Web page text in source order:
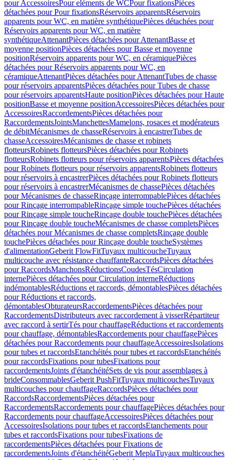
pour AccessoiresPour eléments de WCPour fixationsPièces
détachées pour Pour fixationsRéservoirs apparentsRéservoirs
apparents pour WC, en matière synthétiquePièces détachées pour
Réservoirs apparents pour WC, en matière
synthétiqueAttenantPièces détachées pour AttenantBasse et
moyenne positionPièces détachées pour Basse et moyenne
positionRéservoirs apparents pour WC, en céramiquePièces
détachées pour Réservoirs apparents pour WC, en
céramiqueAttenantPièces détachées pour AttenantTubes de chasse
pour réservoirs apparentsPièces détachées pour Tubes de chasse
pour réservoirs apparentsHaute positionPièces détachées pour Haute
positionBasse et moyenne positionAccessoiresPièces détachées pour
AccessoiresRaccordementsPièces détachées pour
RaccordementsJointsManchettesMamelons, rosaces et modérateurs
de débitMécanismes de chasseRéservoirs à encastrerTubes de
chasseAccessoiresMécanismes de chasse et robinets
flotteursRobinets flotteursPièces détachées pour Robinets
flotteursRobinets flotteurs pour réservoirs apparentsPièces détachées
pour Robinets flotteurs pour réservoirs apparentsRobinets flotteurs
pour réservoirs à encastrerPièces détachées pour Robinets flotteurs
pour réservoirs à encastrerMécanismes de chassePièces détachées
pour Mécanismes de chasseRinçage interrompablePièces détachées
pour Rinçage interrompableRinçage simple touchePièces détachées
pour Rinçage simple toucheRinçage double touchePièces détachées
pour Rinçage double toucheMécanismes de chasse completsPièces
détachées pour Mécanismes de chasse completsRinçage double
touchePièces détachées pour Rinçage double toucheSystèmes
d'alimentationGeberit FlowFitTuyaux multicoucheTuyaux
multicouche avec résistance chauffanteRaccordsPièces détachées
pour RaccordsManchonsRéductionsCoudesTésCirculation
internePièces détachées pour Circulation interneRéductions
indémontablesRéductions et raccords, démontablesPièces détachées
pour Réductions et raccords,
démontablesObturateursRaccordementsPièces détachées pour
RaccordementsDistributeurs avec raccordement à visserRépartiteur
avec raccord à sertirTés pour chauffageRéductions et raccordements
pour chauffage, démontablesRaccordements pour chauffagePièces
détachées pour Raccordements pour chauffageAccessoiresIsolations
pour tubes et raccordsEtanchéités pour tubes et raccordsEtanchéités
pour raccordsFixations pour tubesFixations pour
raccordementsJoints d'étanchéitéSets de vis pour assemblages à
brideConsommablesGeberit PushFitTuyaux multicouchesTuyaux
multicouches pour chauffageRaccordsPièces détachées pour
RaccordsRaccordementsPièces détachées pour
RaccordementsRaccordements pour chauffagePièces détachées pour
Raccordements pour chauffageAccessoiresPièces détachées pour
AccessoiresIsolations pour tubes et raccordsEtanchements pour
tubes et raccordsFixations pour tubesFixations de
raccordementsPièces détachées pour Fixations de
raccordementsJoints d'étanchéitéGeberit MeplaTuyaux multicouches